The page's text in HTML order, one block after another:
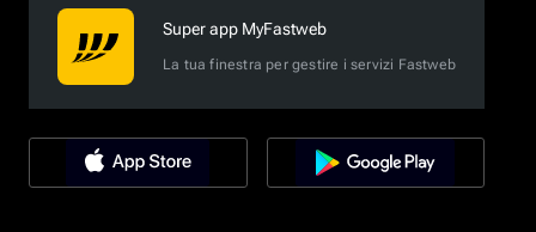
Super app MyFastweb
La tua finestra per gestire i servizi Fastweb